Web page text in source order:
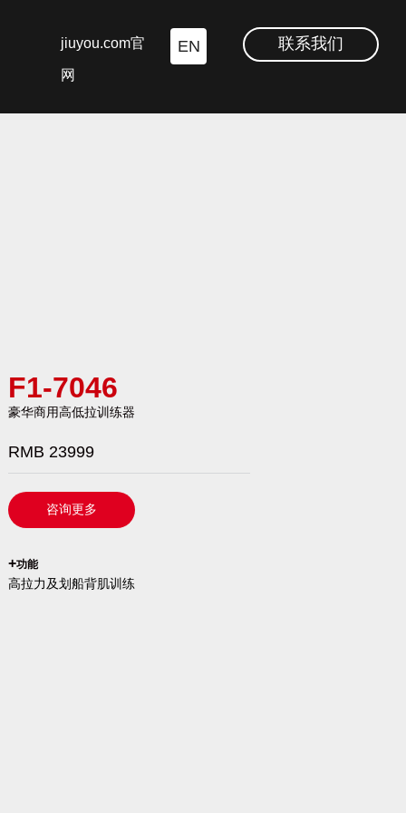
jiuyou.com官
网
EN 联系我们
F1-7046
豪华商用高低拉训练器
RMB 23999
咨询更多
`
+功能
高拉力及划船背肌训练